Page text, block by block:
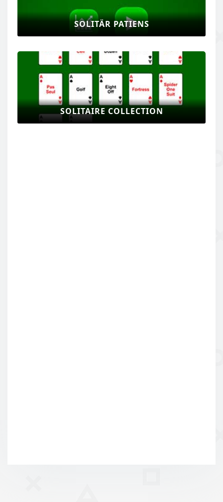
SOLITÄR PATIENS
SOLITAIRE COLLECTION